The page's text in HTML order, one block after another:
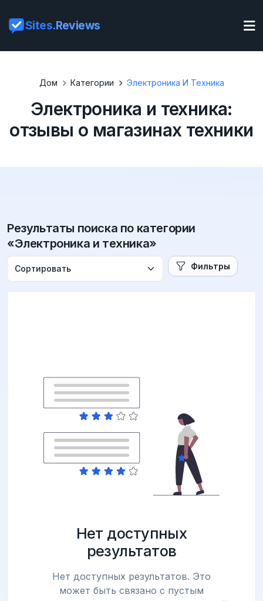
Sites.Reviews
Дом Категории Электроника И Техника
Электроника и техника:
отзывы о магазинах техники
Результаты поиска по категории
«Электроника и техника»
Фильтры
Нет доступных
результатов
Нет доступных результатов. Это
может быть связано с пустым